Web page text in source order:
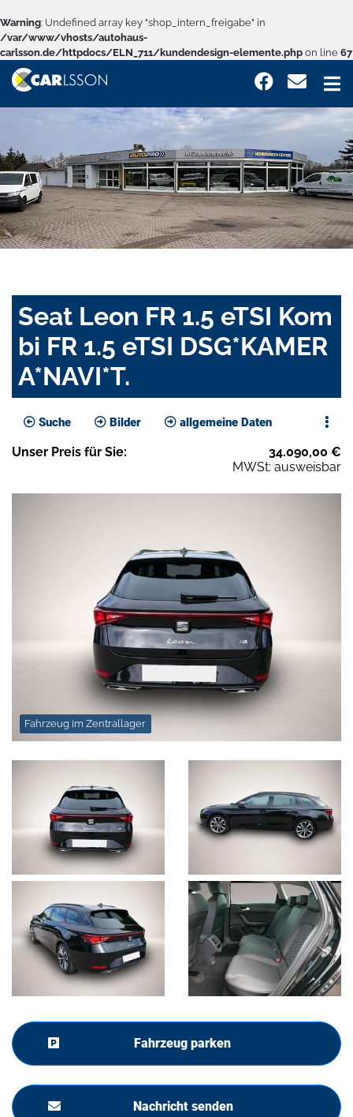
Warning: Undefined array key "shop_intern_freigabe" in
/var/www/vhosts/autohaus-
carlsson.de/httpdocs/ELN_711/kundendesign-elemente.php on line 67
Seat Leon FR 1.5 eTSI Kom
bi FR 1.5 eTSI DSG*KAMER
A*NAVI*T.
Suche Bilder allgemeine Daten
Unser Preis für Sie: 34.090,00 €
MWSt: ausweisbar
Fahrzeug im Zentrallager
Fahrzeug parken
Nachricht senden